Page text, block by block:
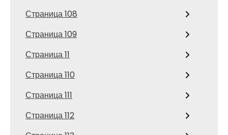
Страница 108
Страница 109
Страница 11
Страница 110
Страница 111
Страница 112